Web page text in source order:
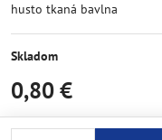
husto tkaná bavlna
Skladom
0,80 €